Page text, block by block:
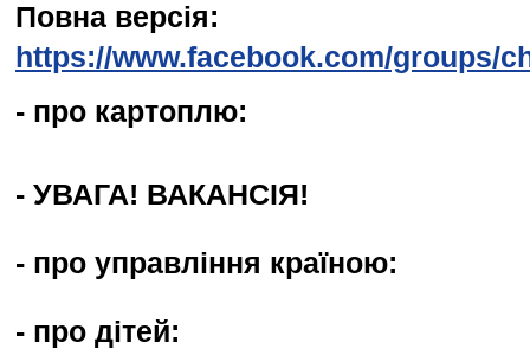
Повна версія:
https://www.facebook.com/groups/
- про картоплю:
- УВАГА! ВАКАНСІЯ!
- про управління країною:
- про дітей: